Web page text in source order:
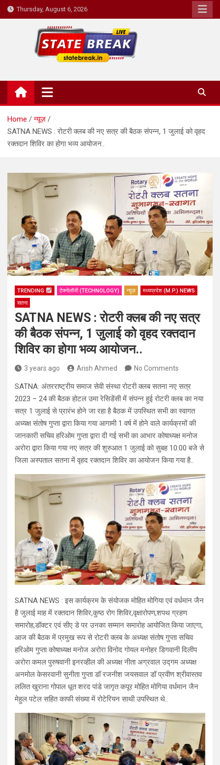
Skip
to
Thursday, August 6, 2026
State Break
Home
न्यूज़
SATNA NEWS : रोटरी क्लब की नए सत्र की बैठक संपन्न, 1 जुलाई को वृहद
रक्तदान शिविर का होगा भव्य आयोजन..
TRENDING टेक्नोलॉजी (TECHNOLOGY) न्यूज़
मध्यप्रदेश (M.P.) NEWS
सतना
SATNA NEWS : रोटरी क्लब की नए सत्र
की बैठक संपन्न, 1 जुलाई को वृहद रक्तदान
शिविर का होगा भव्य आयोजन..
3 years ago Arish Ahmed No Comments
SATNA: अंतरराष्ट्रीय समाज सेवी संस्था रोटरी क्लब सतना नए सत्र
2023 – 24 की बैठक होटल उमा रेसिडेंसी में संपन्न हुई रोटरी क्लब का नया
सत्र 1 जुलाई से प्रारंभ होने जा रहा है बैठक में उपस्थित सभी का स्वागत
अध्यक्ष संतोष गुप्ता द्वारा किया गया आगामी 1 वर्ष में होने वाले कार्यक्रमों की
जानकारी सचिव हरिओम गुप्ता द्वारा दी गई सभी का आभार कोषाध्यक्ष मनोज
अरोरा द्वारा किया गया नए सत्र की शुरुआत 1 जुलाई को सुबह 10:00 बजे से
जिला अस्पताल सतना में वृहद रक्तदान शिविर का आयोजन किया गया है..
SATNA NEWS : इस कार्यक्रम के संयोजक मोहित मोगिया एवं वर्धमान जैन
है जुलाई माह में रक्तदान शिविर,कुष्ठ रोग शिविर,वृक्षारोपण,शपथ ग्रहण
समारोह,डॉक्टर एवं सीए डे पर उनका सम्मान समारोह आयोजित किया जाएगा,
आज की बैठक में प्रमुख रूप से रोटरी क्लब के अध्यक्ष संतोष गुप्ता सचिव
हरिओम गुप्ता कोषाध्यक्ष मनोज अरोरा विनोद गोयल मनोहर डिगवानी दिलीप
अरोरा कमल पुरुषवानी इनरव्हील की अध्यक्ष नीता अग्रवाल उद्गम अध्यक्ष
अनमोल केसरवानी सुनीता गुप्ता डॉ रजनीश जयसवाल डॉ प्रवीण श्रीवास्तव
ललित खुराना गोपाल धूत शरद पांडे जागृत कपूर मोहित मोगिया वर्धमान जैन
मेहुल पटेल सहित काफी संख्या में रोटेरियन साथी उपस्थित थे..